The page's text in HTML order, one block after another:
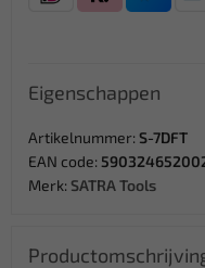
Eigenschappen
Artikelnummer: S-7DFT
EAN code:
Merk: SATRA Tools